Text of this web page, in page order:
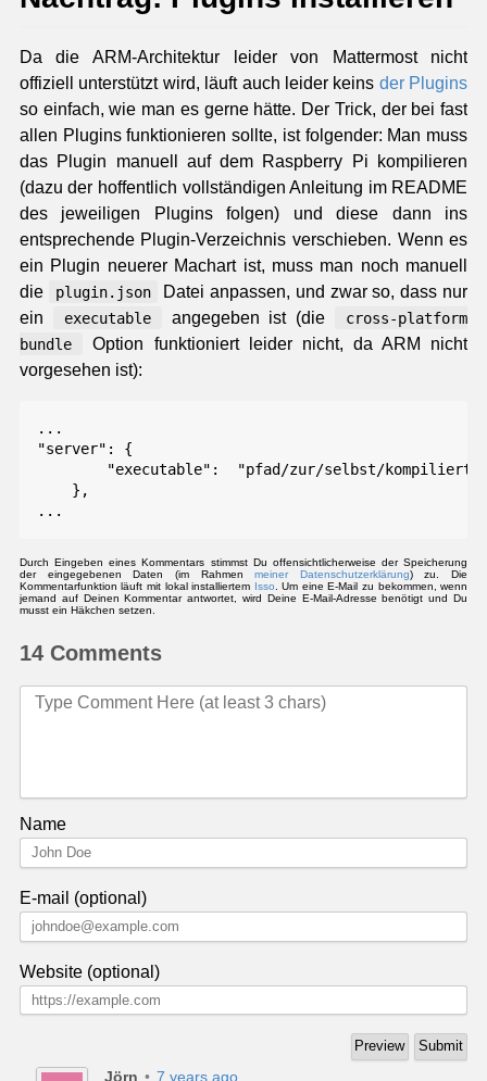
Da die ARM-Architektur leider von Mattermost nicht
offiziell unterstützt wird, läuft auch leider keins der Plugins
so einfach, wie man es gerne hätte. Der Trick, der bei fast
allen Plugins funktionieren sollte, ist folgender: Man muss
das Plugin manuell auf dem Raspberry Pi kompilieren
(dazu der hoffentlich vollständigen Anleitung im README
des jeweiligen Plugins folgen) und diese dann ins
entsprechende Plugin-Verzeichnis verschieben. Wenn es
ein Plugin neuerer Machart ist, muss man noch manuell
die
plugin.json
Datei anpassen, und zwar so, dass nur
ein
executable angegeben ist (die
cross-platform
bundle
Option funktioniert leider nicht, da ARM nicht
vorgesehen ist):
...
"server": {
"executable":  "pfad/zur/selbst/
    },
Durch Eingeben eines Kommentars stimmst Du offensichtlicherweise der Speicherung
der eingegebenen Daten (im Rahmenmeiner Datenschutzerklärung) zu. Die
Kommentarfunktion läuft mit lokal installiertem Isso . Um eine E-Mail zu bekommen, wenn
jemand auf Deinen Kommentar antwortet, wird Deine E-Mail-Adresse benötigt und Du
musst ein Häkchen setzen.
14 Comments
Name
E-mail (optional)
Website (optional)
Jörn • 7 years ago